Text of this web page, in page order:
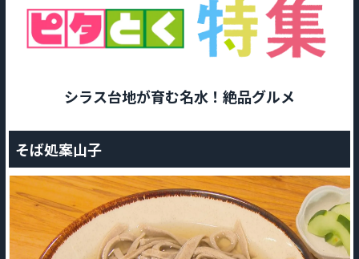
シラス台地が育む名水！絶品グルメ
そば処案山子